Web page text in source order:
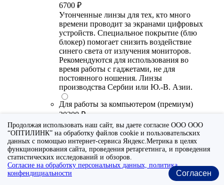
6700 ₽
Утонченные линзы для тех, кто много
времени проводит за экранами цифровых
устройств. Специальное покрытие (блю
блокер) помогает снизить воздействие
синего света от излучения мониторов.
Рекомендуются для использования во
время работы с гаджетами, не для
постоянного ношения. Линзы
производства Сербии или Ю.-В. Азии.
Для работы за компьютером (премиум)
20300 ₽
Универсальные утонченные линзы для
тех, кто много времени проводит за
экранами цифровых устройств.
Специальное покрытие помогает
выборочно фильтровать вредный для
глаза диапазон синего спектра света.
Очки с такими линзами прекрасно
Продолжая использовать наш сайт, вы даете согласие ООО ООО
“ОПТИЛИНК” на обработку файлов cookie и пользовательских
данных с помощью интернет-сервиса Яндекс.Метрика в целях
функционирования сайта, проведения ретаргетинга, и проведения
статистических исследований и обзоров.
Согласие на обработку персональных данных, политика
конфендициальности
Согласен